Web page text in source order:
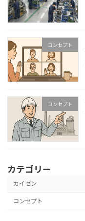
コンセプト
コンセプト
カテゴリー
カイゼン
コンセプト